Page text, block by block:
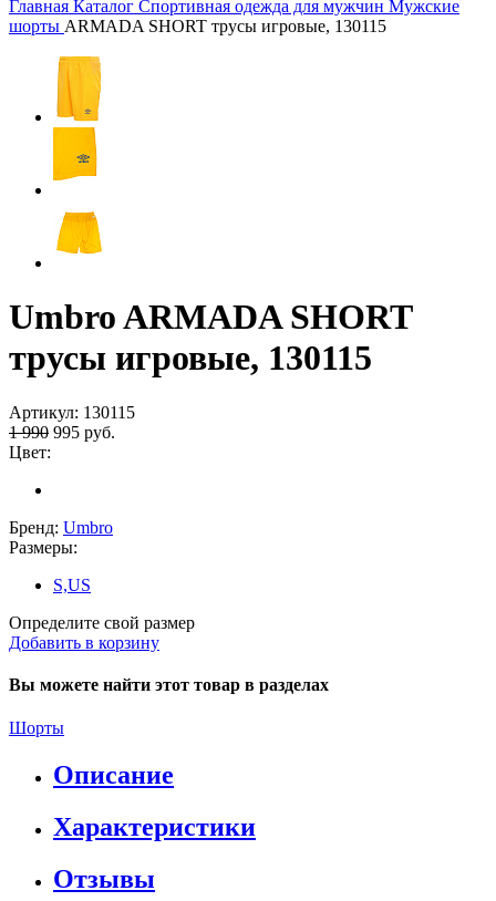
Главная Каталог Спортивная одежда для мужчин Мужские
шорты ARMADA SHORT трусы игровые, 130115
Umbro ARMADA SHORT
трусы игровые, 130115
Артикул: 130115
1 990 995 руб.
Цвет:
Бренд: Umbro
Размеры:
S,US
Определите свой размер
Добавить в корзину
Вы можете найти этот товар в разделах
Шорты
Описание
Характеристики
Отзывы